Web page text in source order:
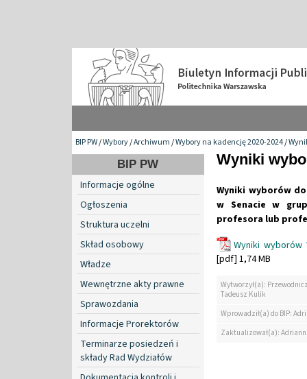
BIP PW/Wybory/Archiwum/Wybory na kadencję 2020-2024/
BIP PW
Informacje ogólne
Ogłoszenia
Struktura uczelni
Skład osobowy
Władze
Wewnętrzne akty prawne
Sprawozdania
Informacje Prorektorów
Terminarze posiedzeń i
składy Rad Wydziałów
Wyniki
Wyniki wyborów
w Senacie w
profesora lub
Wyniki
[pdf] 1,74 MB
Wytworzył(a):
Tadeusz Kulik
Wprowadził(a) do BIP:
Zaktualizował(a):